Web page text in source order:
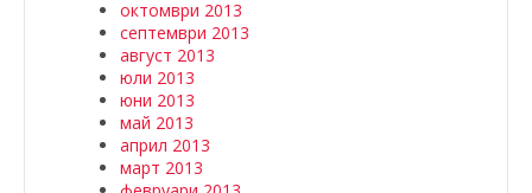
октомври 2013
септември 2013
август 2013
юли 2013
юни 2013
май 2013
април 2013
март 2013